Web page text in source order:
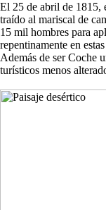
El 25 de abril de 1815,
traído al mariscal de
15 mil hombres para
repentinamente en
Además de ser Coche
turísticos menos